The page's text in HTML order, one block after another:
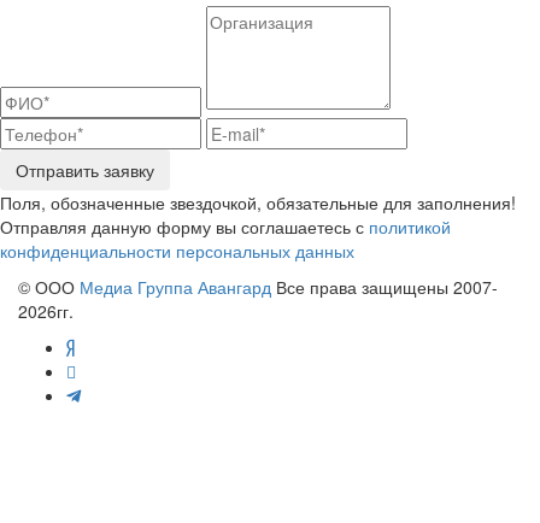
Отправить заявку
Поля, обозначенные звездочкой, обязательные для заполнения!
Отправляя данную форму вы соглашаетесь с политикой
конфиденциальности персональных данных
© ООО Медиа Группа Авангард Все права защищены 2007-
2026гг.